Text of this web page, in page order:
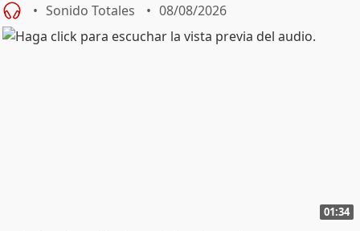
Sonido Totales 08/08/2026
01:34